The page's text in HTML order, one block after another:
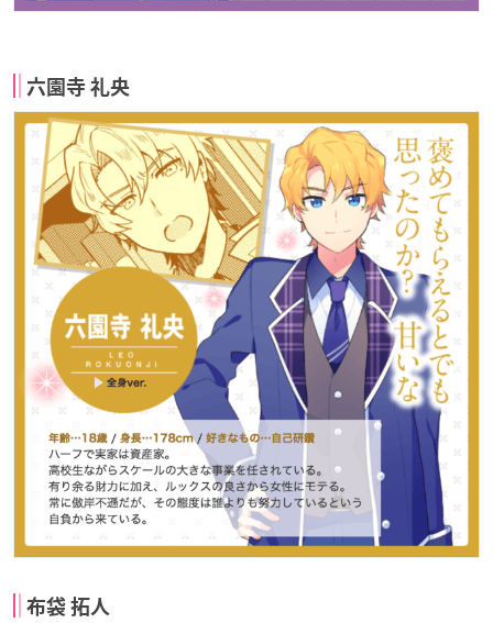
六園寺 礼央
布袋 拓人